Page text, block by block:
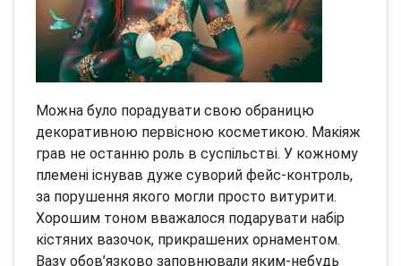
Можна було порадувати свою обраницю
декоративною первісною косметикою. Макіяж
грав не останню роль в суспільстві. У кожному
племені існував дуже суворий фейс-контроль,
за порушення якого могли просто витурити.
Хорошим тоном вважалося подарувати набір
кістяних вазочок, прикрашених орнаментом.
Вазу обов’язково заповнювали яким-небудь